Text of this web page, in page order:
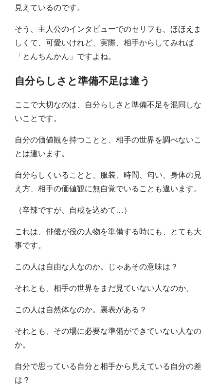
見えているのです。
そう、主人公のインタビューでのセリフも、ほほえま
しくて、可愛いけれど、実際、相手からしてみれば
「とんちんかん」ですよね。
自分らしさと準備不足は違う
ここで大切なのは、自分らしさと準備不足を混同しな
いことです。
自分の価値観を持つことと、相手の世界を調べないこ
とは違います。
自分らしくいることと、服装、時間、匂い、身体の見
え方、相手の価値観に無自覚でいることも違います。
（辛辣ですが、自戒を込めて…）
これは、俳優が役の人物を準備する時にも、とても大
事です。
この人は自由な人なのか。じゃあその意味は？
それとも、相手の世界をまだ見ていない人なのか。
この人は自然体なのか。裏表がある？
それとも、その場に必要な準備ができていない人なの
か。
自分で思っている自分と相手から見えている自分の差
は？